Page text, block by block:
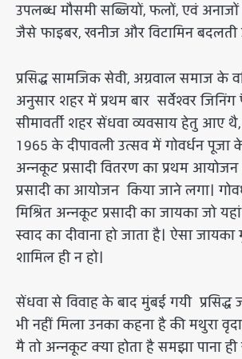
उपलब्ध मौसमी सब्जियों, फलों, एवं अनाजों
जैसे फाइबर, खनीज और विटामिन
प्रसिद्ध सामजिक सेवी, अग्रवाल समाज के
अनुसार शहर में प्रथम बार सर्वेश्वर
सीमावर्ती शहर सेंधवा व्यवसाय हेतु आए
1965 के दीपावली उत्सव में गोवर्धन
अन्नकूट प्रसादी वितरण का प्रथम
प्रसादी का आयोजन किया जाने लगा।
मिश्रित अन्नकूट प्रसादी का जायका जो
स्वाद का दीवाना हो जाता है। ऐसा
शामिल ही न हो।
सेंधवा से विवाह के बाद मुंबई गयी प्रसिद्ध
भी नहीं मिला उनका कहना है की मथुरा
मै तो अन्नकूट क्या होता है समझा पाना